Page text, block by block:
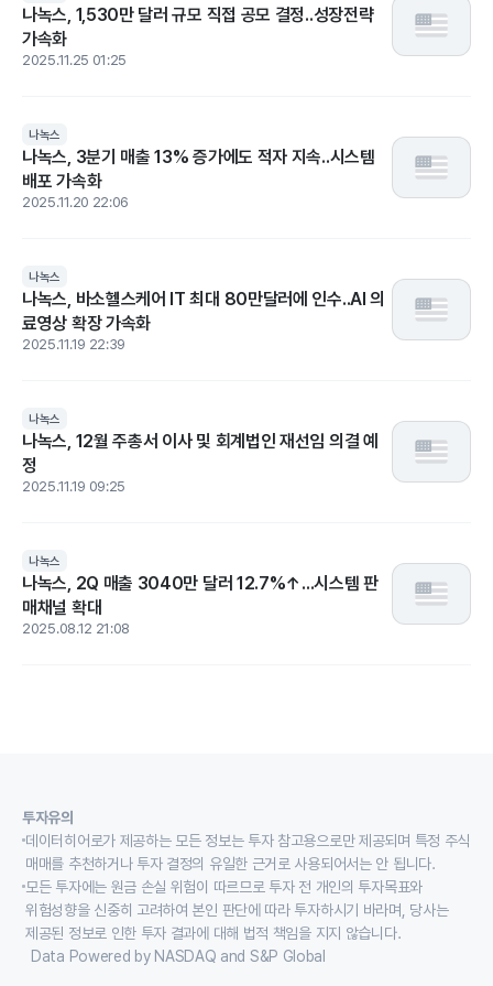
나녹스, 1,530만 달러 규모 직접 공모 결정..성장전략
가속화
2025.11.25 01:25
나녹스
나녹스, 3분기 매출 13% 증가에도 적자 지속..시스템
배포 가속화
2025.11.20 22:06
나녹스
나녹스, 바소헬스케어 IT 최대 80만달러에 인수..AI 의
료영상 확장 가속화
2025.11.19 22:39
나녹스
나녹스, 12월 주총서 이사 및 회계법인 재선임 의결 예
정
2025.11.19 09:25
나녹스
나녹스, 2Q 매출 3040만 달러 12.7%↑...시스템 판
매채널 확대
2025.08.12 21:08
투자유의
데이터히어로가 제공하는 모든 정보는 투자 참고용으로만 제공되며 특정 주식
매매를 추천하거나 투자 결정의 유일한 근거로 사용되어서는 안 됩니다.
모든 투자에는 원금 손실 위험이 따르므로 투자 전 개인의 투자목표와
위험성향을 신중히 고려하여 본인 판단에 따라 투자하시기 바라며, 당사는
제공된 정보로 인한 투자 결과에 대해 법적 책임을 지지 않습니다.
Data Powered by NASDAQ and S&P Global